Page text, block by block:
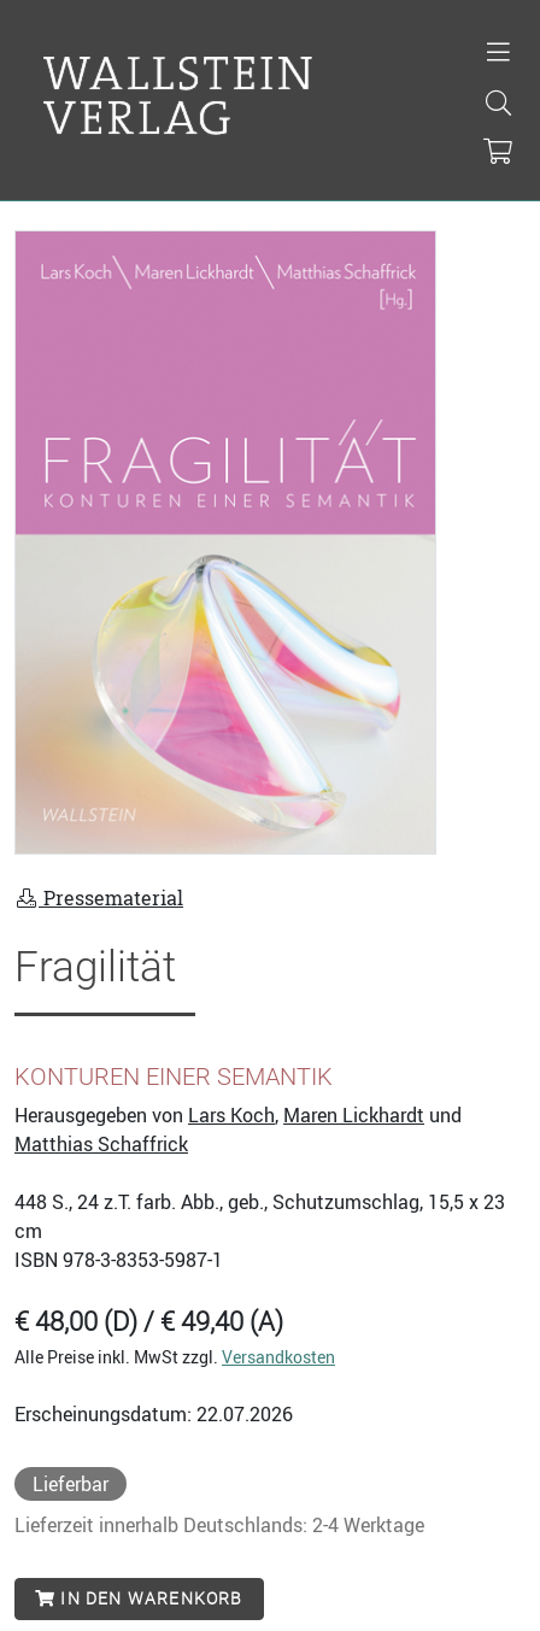
Pressematerial
Fragilität
KONTUREN EINER SEMANTIK
Herausgegeben von Lars Koch, Maren Lickhardt und
Matthias Schaffrick
448 S., 24 z.T. farb. Abb., geb., Schutzumschlag, 15,5 x 23
cm
ISBN 978-3-8353-5987-1
€ 48,00 (D) / € 49,40 (A)
Alle Preise inkl. MwSt zzgl. Versandkosten
Erscheinungsdatum: 22.07.2026
Lieferbar
Lieferzeit innerhalb Deutschlands: 2-4 Werktage
IN DEN WARENKORB